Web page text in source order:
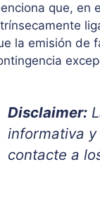
que, en
la emisión de
Disclaimer:
informativa
contacte a